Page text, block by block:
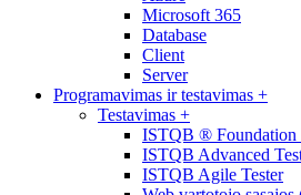
Microsoft 365
Database
Client
Server
Programavimas ir testavimas +
Testavimas +
ISTQB ® Foundation
ISTQB Advanced
ISTQB Agile Tester